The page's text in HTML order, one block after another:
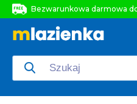
Bezwarunkowa darmowa
Bezwarunkowa darmowa